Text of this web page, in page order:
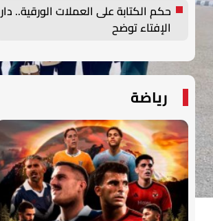
حكم الكتابة على العملات الورقية.. دار
الإفتاء توضح
رياضة